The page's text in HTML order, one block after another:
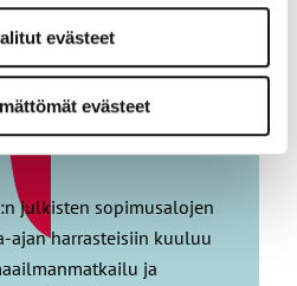
evästeet
evästeet
julkisten sopimusalojen
ajan harrasteisiin kuuluu
ja